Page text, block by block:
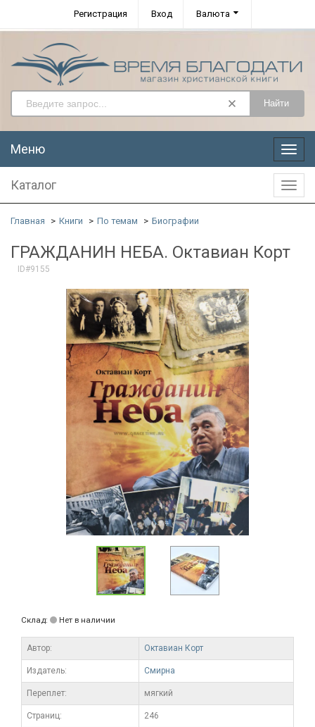
Регистрация Вход Валюта
Найти
Меню
Меню
Каталог
Главная Книги По темам Биографии
ГРАЖДАНИН НЕБА. Октавиан Корт
ID#9155
Склад: Нет в наличии
Автор: Октавиан Корт
Издатель: Смирна
Переплет: мягкий
Cтраниц: 246